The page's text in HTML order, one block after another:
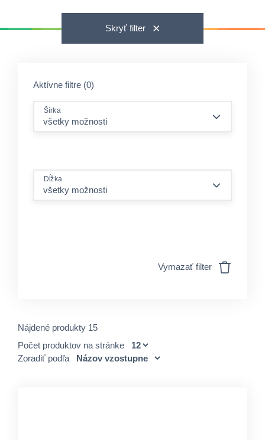
Skryť filter
Aktívne filtre (0)
Šírka
Dĺžka
Vymazať filter
Nájdené produkty 15
Počet produktov na stránke
Zoradiť podľa